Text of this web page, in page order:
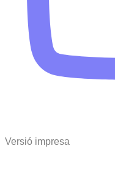
Versió impresa